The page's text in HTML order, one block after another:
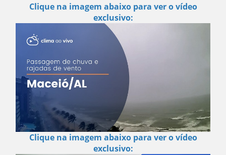
Clique na imagem abaixo para ver o vídeo
exclusivo:
Clique na imagem abaixo para ver o vídeo
exclusivo: